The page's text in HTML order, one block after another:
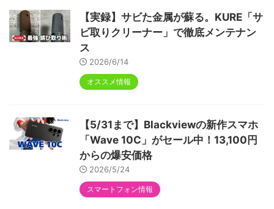
【実録】サビた金属が蘇る。KURE「サ
ビ取りクリーナー」で徹底メンテナン
ス
2026/6/14
オススメ情報
【5/31まで】Blackviewの新作スマホ
「Wave 10C」がセール中！13,100円
からの爆安価格
2026/5/24
スマートフォン情報